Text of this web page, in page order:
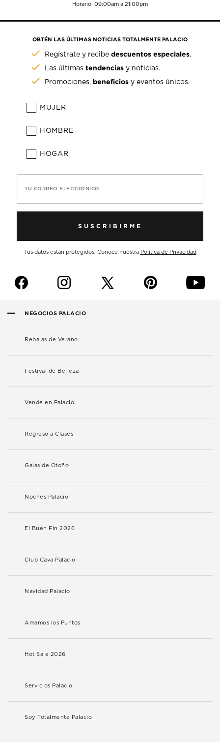
Horario: 09:00am a 21:00pm
OBTÉN LAS ÚLTIMAS NOTICIAS TOTALMENTE PALACIO
Regístrate y recibedescuentos especiales.
Las últimastendencias y noticias.
Promociones, beneficios y eventos únicos.
MUJER
HOMBRE
HOGAR
TU CORREO ELECTRÓNICO
SUSCRIBIRME
Tus datos están protegidos. Conoce nuestra Política de Privacidad
f i p y
NEGOCIOS PALACIO
Rebajas de Verano
Festival de Belleza
Vende en Palacio
Regreso a Clases
Galas de Otoño
Noches Palacio
El Buen Fin 2026
Club Cava Palacio
Navidad Palacio
Amamos los Puntos
Hot Sale 2026
Servicios Palacio
Soy Totalmente Palacio